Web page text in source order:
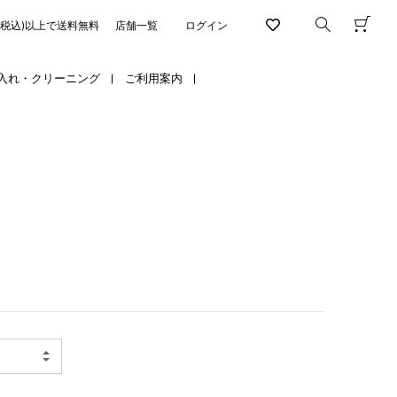
ログイン
込)以上で送料無料 店舗一覧
れ・クリーニング ご利用案内